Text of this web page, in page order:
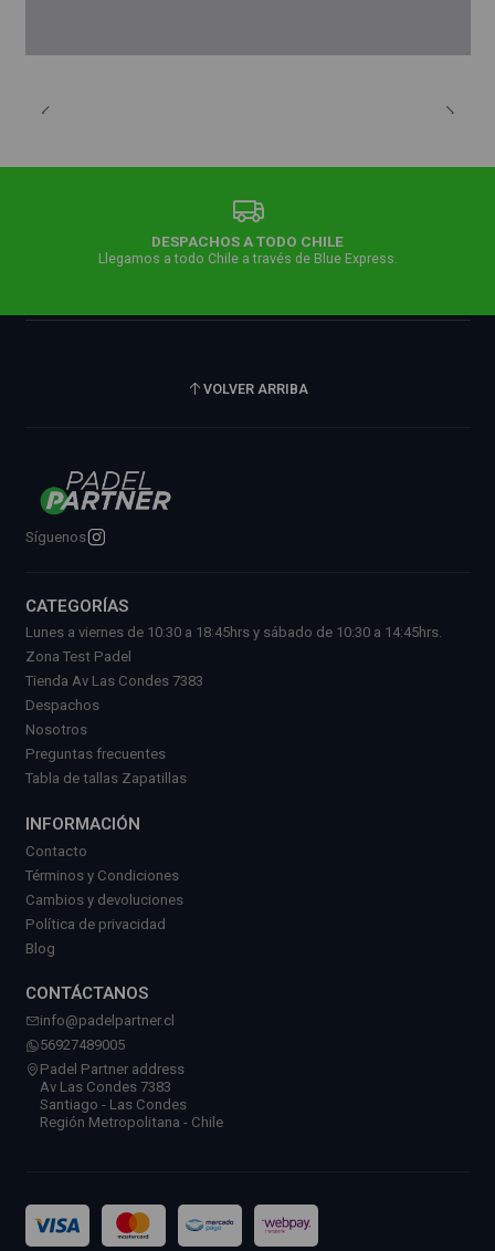
DESPACHOS A TODO CHILE
Llegamos a todo Chile a través de Blue Express.
VOLVER ARRIBA
Síguenos
CATEGORÍAS
Lunes a viernes de 10:30 a 18:45hrs y sábado de 10:30 a 14:45hrs.
Zona Test Padel
Tienda Av Las Condes 7383
Despachos
Nosotros
Preguntas frecuentes
Tabla de tallas Zapatillas
INFORMACIÓN
Contacto
Términos y Condiciones
Cambios y devoluciones
Política de privacidad
Blog
CONTÁCTANOS
info@padelpartner.cl
56927489005
Padel Partner address
Av Las Condes 7383
Santiago - Las Condes
Región Metropolitana - Chile